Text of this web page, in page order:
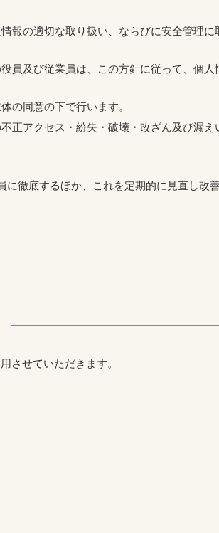
報の適切な取り扱い、ならびに安全管理
員及び従業員は、この方針に従って、個
の同意の下で行います。
正アクセス・紛失・破壊・改ざん及び漏
徹底するほか、これを定期的に見直し改善
させていただきます。